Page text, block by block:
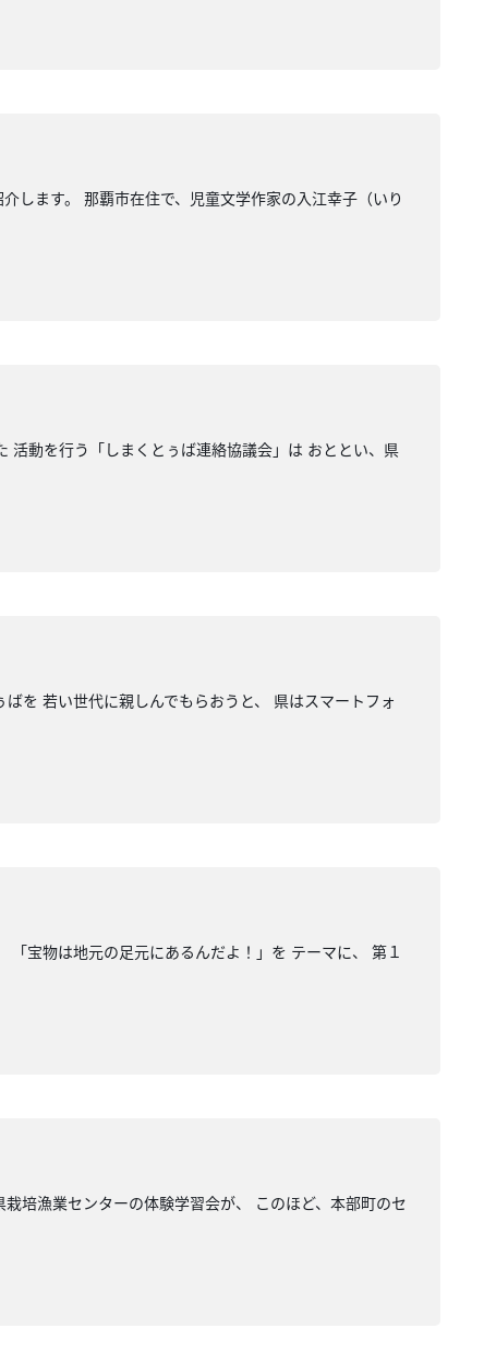
ます。 那覇市在住で、児童文学作家の入江幸子（いり
動を行う「しまくとぅば連絡協議会」は おととい、県
を 若い世代に親しんでもらおうと、 県はスマートフォ
宝物は地元の足元にあるんだよ！」を テーマに、 第１
培漁業センターの体験学習会が、 このほど、本部町のセ